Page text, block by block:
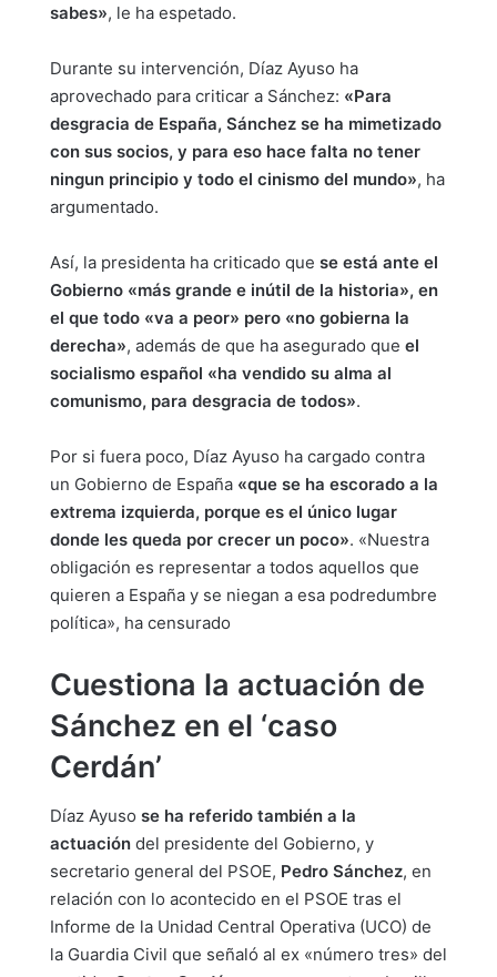
sabes», le ha espetado.
Durante su intervención, Díaz Ayuso ha
aprovechado para criticar a Sánchez: «Para
desgracia de España, Sánchez se ha mimetizado
con sus socios, y para eso hace falta no tener
ningun principio y todo el cinismo del mundo», ha
argumentado.
Así, la presidenta ha criticado que se está ante el
Gobierno «más grande e inútil de la historia», en
el que todo «va a peor» pero «no gobierna la
derecha», además de que ha asegurado que el
socialismo español «ha vendido su alma al
comunismo, para desgracia de todos».
Por si fuera poco, Díaz Ayuso ha cargado contra
un Gobierno de España «que se ha escorado a la
extrema izquierda, porque es el único lugar
donde les queda por crecer un poco». «Nuestra
obligación es representar a todos aquellos que
quieren a España y se niegan a esa podredumbre
política», ha censurado
Cuestiona la actuación de
Sánchez en el ‘caso
Cerdán’
Díaz Ayuso se ha referido también a la
actuación del presidente del Gobierno, y
secretario general del PSOE, Pedro Sánchez, en
relación con lo acontecido en el PSOE tras el
Informe de la Unidad Central Operativa (UCO) de
la Guardia Civil que señaló al ex «número tres» del